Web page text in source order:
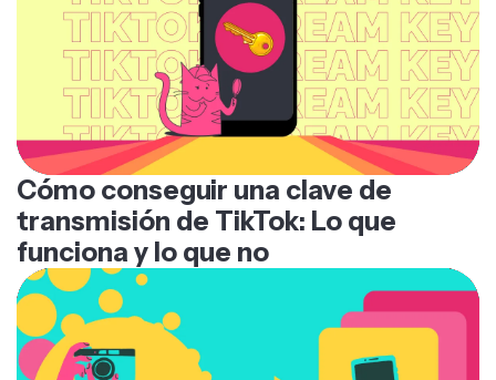
Cómo conseguir una clave de
transmisión de TikTok: Lo que
funciona y lo que no